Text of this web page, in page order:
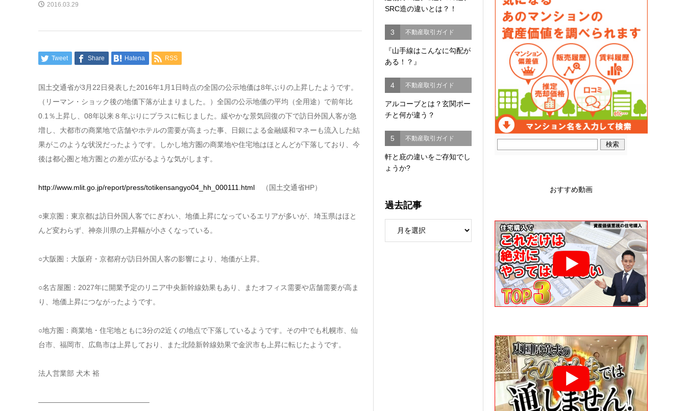
2016.03.29
Tweet Share Hatena RSS
国土交通省が3月22日発表した2016年1月1日時点の全国の公示地価は8年ぶりの上昇したようです。
（リーマン・ショック後の地価下落が止まりました。）全国の公示地価の平均（全用途）で前年比
0.1％上昇し、08年以来８年ぶりにプラスに転じました。緩やかな景気回復の下で訪日外国人客が急
増し、大都市の商業地で店舗やホテルの需要が高まった事、日銀による金融緩和マネーも流入した結
果がこのような状況だったようです。しかし地方圏の商業地や住宅地はほとんどが下落しており、今
後は都心圏と地方圏との差が広がるような気がします。
http://www.mlit.go.jp/report/press/totikensangyo04_hh_000111.html（国土交通省HP）
○東京圏：東京都は訪日外国人客でにぎわい、地価上昇になっているエリアが多いが、埼玉県はほと
んど変わらず、神奈川県の上昇幅が小さくなっている。
○大阪圏：大阪府・京都府が訪日外国人客の影響により、地価が上昇。
○名古屋圏：2027年に開業予定のリニア中央新幹線効果もあり、またオフィス需要や店舗需要が高ま
り、地価上昇につながったようです。
○地方圏：商業地・住宅地ともに3分の2近くの地点で下落しているようです。その中でも札幌市、仙
台市、福岡市、広島市は上昇しており、また北陸新幹線効果で金沢市も上昇に転じたようです。
法人営業部 犬木 裕
———————————————–
SRC造の違いとは？！
3 不動産取引ガイド
『山手線はこんなに勾配が
ある！？』
4 不動産取引ガイド
アルコーブとは？玄関ポー
チと何が違う？
5 不動産取引ガイド
軒と庇の違いをご存知でし
ょうか?
過去記事
おすすめ動画